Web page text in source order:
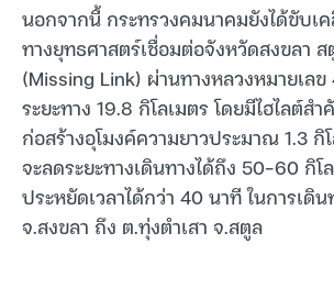
นอกจากนี้ กระทรวงคมนาคมยังได้ขับเ
ทางยุทธศาสตร์เชื่อมต่อจังหวัดสงขลา
(Missing Link) ผ่านทางหลวงหมายเลข
ระยะทาง 19.8 กิโลเมตร โดยมีไฮไลต์ส
ก่อสร้างอุโมงค์ความยาวประมาณ 1.3 กิ
จะลดระยะทางเดินทางได้ถึง 50-60 กิโ
ประหยัดเวลาได้กว่า 40 นาที ในการเดิ
จ.สงขลา ถึง ต.ทุ่งตำเสา จ.สตูล